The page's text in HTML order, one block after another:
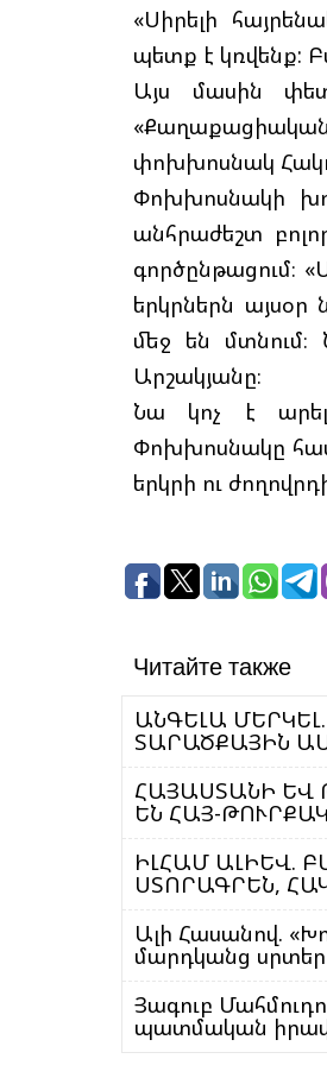
«Սիրելի
պետք է կռվենք:
Այս մասին
փոխխոսնակ
Փոխխոսնակի
անհրաժեշտ
գործընթացում։
երկրներն այսօր
մեջ են
Արշակյանը։
Նա կոչ է արել
Փոխխոսնակը
երկրի ու
Читайте также
ԱՆԳԵԼԱ
ՏԱՐԱԾՔԱՅԻՆ
ՀԱՅԱՍՏԱՆԻ ԵՎ
ԵՆ ՀԱՅ-
ԻԼՀԱՄ ԱԼԻԵՎ.
ՍՏՈՐԱԳՐԵՆ,
Ալի Հասանով.
մարդկանց
Յագուբ
պատմական